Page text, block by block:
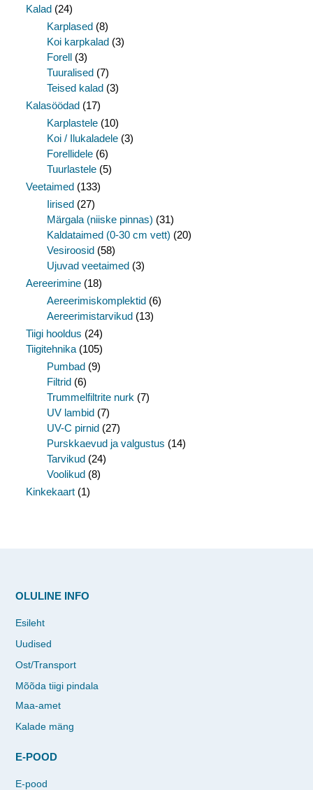
Kalad (24)
Karplased (8)
Koi karpkalad (3)
Forell (3)
Tuuralised (7)
Teised kalad (3)
Kalasöödad (17)
Karplastele (10)
Koi / Ilukaladele (3)
Forellidele (6)
Tuurlastele (5)
Veetaimed (133)
Iirised (27)
Märgala (niiske pinnas) (31)
Kaldataimed (0-30 cm vett) (20)
Vesiroosid (58)
Ujuvad veetaimed (3)
Aereerimine (18)
Aereerimiskomplektid (6)
Aereerimistarvikud (13)
Tiigi hooldus (24)
Tiigitehnika (105)
Pumbad (9)
Filtrid (6)
Trummelfiltrite nurk (7)
UV lambid (7)
UV-C pirnid (27)
Purskkaevud ja valgustus (14)
Tarvikud (24)
Voolikud (8)
Kinkekaart (1)
OLULINE INFO
Esileht
Uudised
Ost/Transport
Mõõda tiigi pindala
Maa-amet
Kalade mäng
E-POOD
E-pood